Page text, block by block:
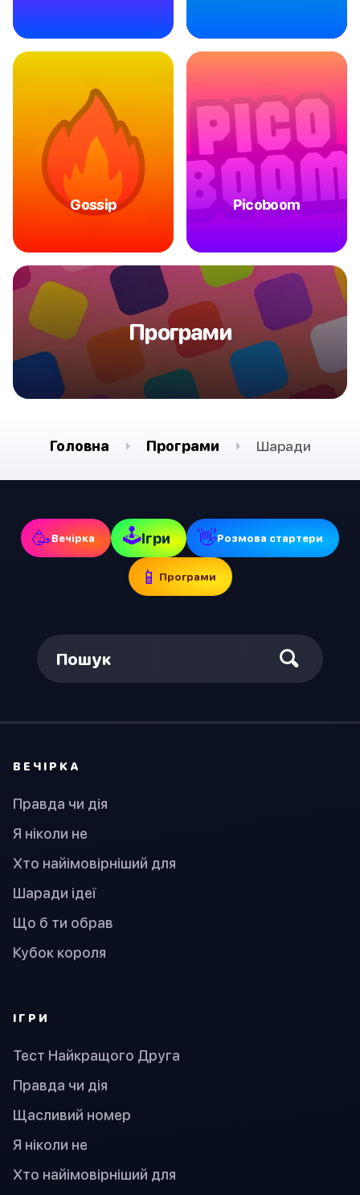
Gossip Picoboom
Програми
Головна Програми Шаради
🥳Вечірка 🕹Ігри 👋Pозмова стартери
📱 Програми
Пошук
ВЕЧІРКА
Правда чи дія
Я ніколи не
Хто найімовірніший для
Шаради ідеї
Що б ти обрав
Кубок короля
ІГРИ
Тест Найкращого Друга
Правда чи дія
Щасливий номер
Я ніколи не
Хто найімовірніший для